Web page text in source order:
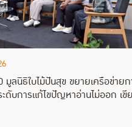
มูลนิธิใบไม้ปันสุข ขยายเครือข่ายก
ดับการแก้ไขปัญหาอ่านไม่ออก เขี